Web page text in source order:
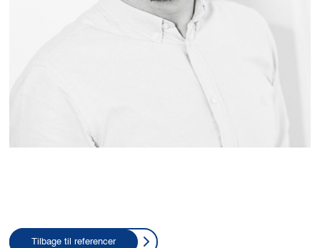
Tilbage til referencer